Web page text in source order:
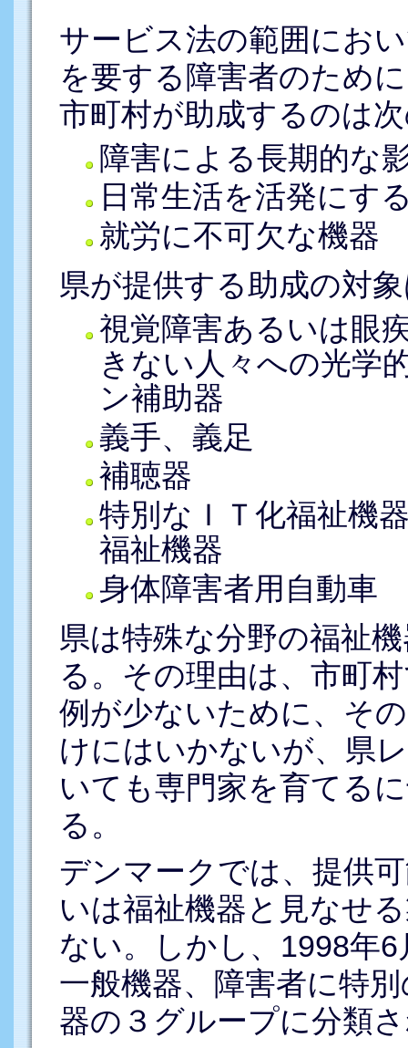
サービス法の範囲にお
を要する障害者のため
市町村が助成するのは
障害による長期的な
日常生活を活発にす
就労に不可欠な機器
県が提供する助成の対
視覚障害あるいは眼
きない人々への光学
ン補助器
義手、義足
補聴器
特別なＩＴ化福祉機
福祉機器
身体障害者用自動車
県は特殊な分野の福祉
る。その理由は、市町
例が少ないために、そ
けにはいかないが、県
いても専門家を育てる
る。
デンマークでは、提供
いは福祉機器と見なせ
ない。しかし、1998年
一般機器、障害者に特
器の３グループに分類